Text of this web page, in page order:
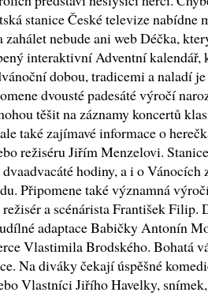
stanice České televize nabídne
zahálet nebude ani web Déčka,
interaktivní Adventní kalendář,
dobou, tradicemi a naladí
dvousté padesáté výročí
těšit na záznamy koncertů
také zajímavé informace o
režiséru Jiřím Menzelovi.
hodiny, a i o
Připomene také významná
a scénárista František Filip.
adaptace Babičky Antonín
Vlastimila Brodského. Bohatá
Na diváky čekají úspěšné
Vlastníci Jiřího Havelky,